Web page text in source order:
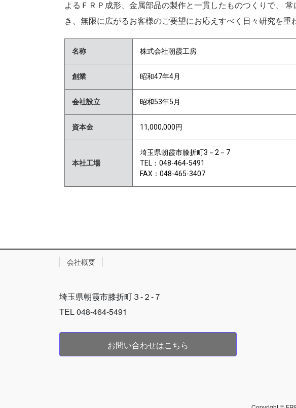
よるＦＲＰ成形、金属部品の製作と一貫したものつくりで、 常
き、無限に広がるお客様のご要望にお応えすべく日々研究を重
名称 株式会社朝霞工房
創業 昭和47年4月
会社設立 昭和53年5月
資本金 11,000,000円
本社工場
埼玉県朝霞市膝折町3－2－7
TEL：048-464-5491
FAX：048-465-3407
会社概要
埼玉県朝霞市膝折町３-２-７
TEL 048-464-5491
お問い合わせはこちら